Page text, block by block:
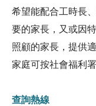
希望能配合工時長
要的家長，又或因
照顧的家長，提供
家庭可按社會福利
查詢熱線